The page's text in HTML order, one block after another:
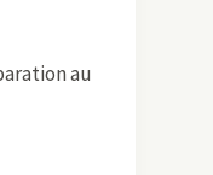
au